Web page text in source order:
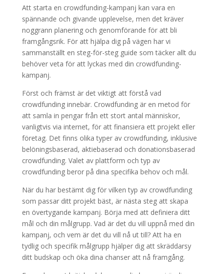
Att starta en crowdfunding-kampanj kan vara en
spännande och givande upplevelse, men det kräver
noggrann planering och genomförande för att bli
framgångsrik. För att hjälpa dig på vägen har vi
sammanställt en steg-för-steg guide som täcker allt du
behöver veta för att lyckas med din crowdfunding-
kampanj.
Först och främst är det viktigt att förstå vad
crowdfunding innebär. Crowdfunding är en metod för
att samla in pengar från ett stort antal människor,
vanligtvis via internet, för att finansiera ett projekt eller
företag. Det finns olika typer av crowdfunding, inklusive
belöningsbaserad, aktiebaserad och donationsbaserad
crowdfunding. Valet av plattform och typ av
crowdfunding beror på dina specifika behov och mål.
När du har bestämt dig för vilken typ av crowdfunding
som passar ditt projekt bäst, är nästa steg att skapa
en övertygande kampanj. Börja med att definiera ditt
mål och din målgrupp. Vad är det du vill uppnå med din
kampanj, och vem är det du vill nå ut till? Att ha en
tydlig och specifik målgrupp hjälper dig att skräddarsy
ditt budskap och öka dina chanser att nå framgång.